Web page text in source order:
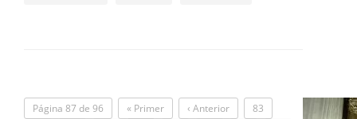
Página 87 de 96 « Primer ‹ Anterior
83